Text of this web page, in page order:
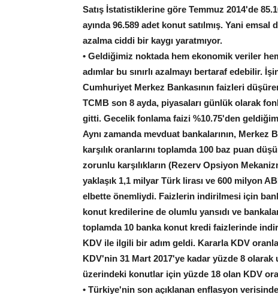
Satış İstatistiklerine göre Temmuz 2014'de
ayında 96.589 adet konut satılmış. Yani
azalma ciddi bir kaygı yaratmıyor.
• Geldiğimiz noktada hem ekonomik veriler
adımlar bu sınırlı azalmayı bertaraf edebilir.
Cumhuriyet Merkez Bankasının faizleri
TCMB son 8 ayda, piyasaları günlük olarak
gitti. Gecelik fonlama faizi %10.75'den
Aynı zamanda mevduat bankalarının,
karşılık oranlarını toplamda 100 baz puan
zorunlu karşılıkların (Rezerv Opsiyon
yaklaşık 1,1 milyar Türk lirası ve 600 milyon
elbette önemliydi. Faizlerin indirilmesi için
konut kredilerine de olumlu yansıdı ve
toplamda 10 banka konut kredi faizlerinde
KDV ile ilgili bir adım geldi. Kararla KDV
KDV'nin 31 Mart 2017'ye kadar yüzde 8 olarak
üzerindeki konutlar için yüzde 18 olan KDV
• Türkiye'nin son açıklanan enflasyon